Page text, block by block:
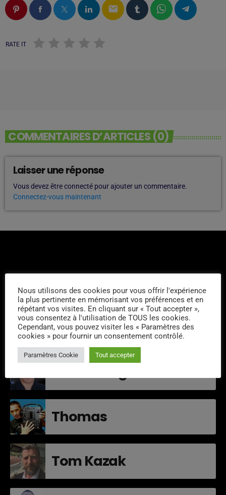
email
RATE IT
COMMENTAIRES D’ARTICLES (0)
Laisser une réponse
Vous devez être connecté pour ajouter un commentaire.
Connectez-vous maintenant
L'ÉQUIPE
Kris Oliva
Thomas
Tom Kazak
Nous utilisons des cookies pour vous offrir l'expérience
la plus pertinente en mémorisant vos préférences et en
répétant vos visites. En cliquant sur « Tout accepter »,
vous consentez à l'utilisation de TOUS les cookies.
Cependant, vous pouvez visiter les « Paramètres des
cookies » pour fournir un consentement contrôlé.
Paramètres Cookie Tout accepter